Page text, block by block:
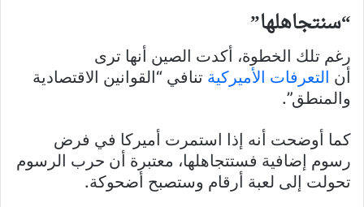
“سنتجاهلها”
رغم تلك الخطوة، أكدت الصين أنها ترى
أن التعرفات الأميركية تنافي “القوانين الاقتصادية
والمنطق”.
كما أوضحت أنه إذا استمرت أميركا في فرض
رسوم إضافية فستتجاهلها، معتبرة أن حرب الرسوم
تحولت إلى لعبة أرقام وستصبح أضحوكة.